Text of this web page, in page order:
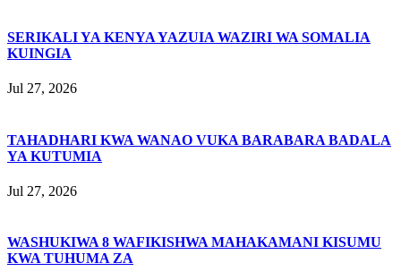
SERIKALI YA KENYA YAZUIA WAZIRI WA SOMALIA
KUINGIA
Jul 27, 2026
TAHADHARI KWA WANAO VUKA BARABARA BADALA
YA KUTUMIA
Jul 27, 2026
WASHUKIWA 8 WAFIKISHWA MAHAKAMANI KISUMU
KWA TUHUMA ZA